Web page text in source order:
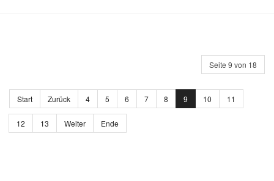
Seite 9 von 18
Start Zurück 4 5 6 7 8 9 10 11
12 13 Weiter Ende